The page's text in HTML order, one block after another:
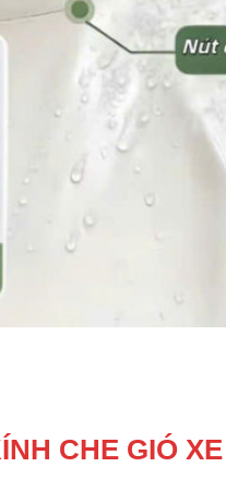
CHE GIÓ